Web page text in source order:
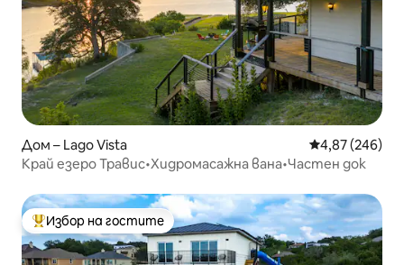
Дом – Lago Vista Средна
4,87 (246)
Край езеро Травис•Хидромасажна вана•Частен док
Най-популярен избор на гостите
Избор на гостите